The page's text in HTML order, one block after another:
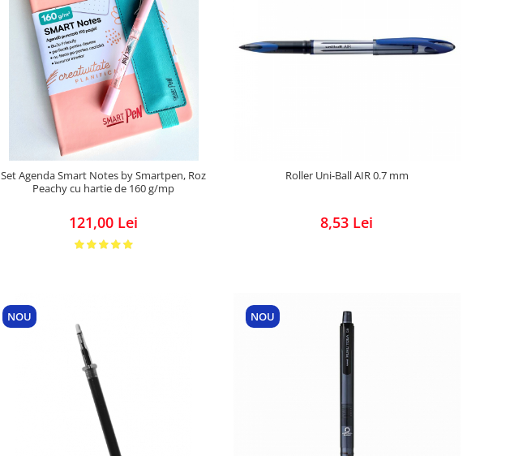
Set Agenda Smart Notes by Smartpen, Roz
Peachy cu hartie de 160 g/mp
121,00 Lei
Roller Uni-Ball AIR 0.7 mm
8,53 Lei
NOU NOU